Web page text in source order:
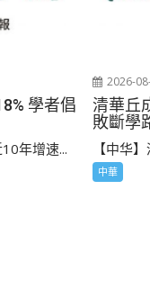
學者倡
年增速...
2026-
清華丘
敗斷學
【中华
中華